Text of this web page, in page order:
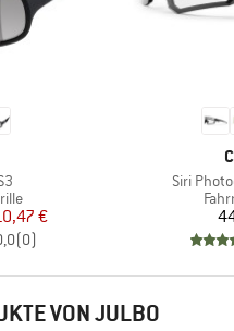
Preis
€
(0)
Artikel
Siri
VON JULBO